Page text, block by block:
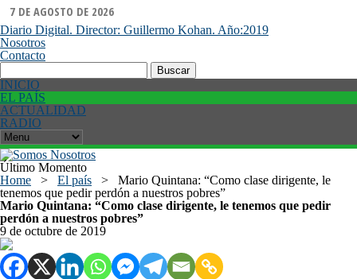
7 DE AGOSTO DE 2026
Diario Digital. Director: Guillermo Kohan. Año:2019
Nosotros
Contacto
Buscar:
INICIO
EL PAÍS
ACTUALIDAD
RADIO
Último Momento
Home > El país > Mario Quintana: “Como clase dirigente, le
tenemos que pedir perdón a nuestros pobres”
Mario Quintana: “Como clase dirigente, le tenemos que pedir
perdón a nuestros pobres”
9 de octubre de 2019